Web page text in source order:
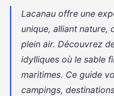
Lacanau offre une
unique, alliant nature,
plein air. Découvrez
idylliques où le sable
maritimes. Ce guide
campings,